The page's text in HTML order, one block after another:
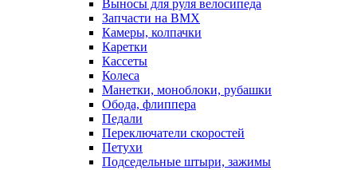
Выносы для руля велосипеда
Запчасти на BMX
Камеры, колпачки
Каретки
Кассеты
Колеса
Манетки, моноблоки, рубашки
Обода, флиппера
Педали
Переключатели скоростей
Петухи
Подседельные штыри, зажимы